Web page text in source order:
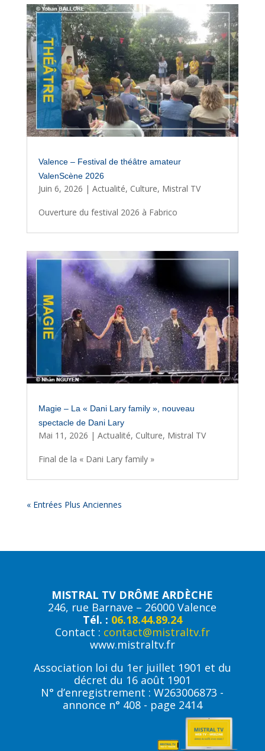
Valence – Festival de théâtre amateur
ValenScène 2026
Juin 6, 2026 | Actualité, Culture, Mistral TV
Ouverture du festival 2026 à Fabrico
Magie – La « Dani Lary family », nouveau
spectacle de Dani Lary
Mai 11, 2026 | Actualité, Culture, Mistral TV
Final de la « Dani Lary family »
« Entrées Plus Anciennes
MISTRAL TV DRÔME ARDÈCHE
246, rue Barnave – 26000 Valence
Tél. : 06.18.44.89.24
Contact : contact@mistraltv.fr
www.mistraltv.fr
Association loi du 1er juillet 1901 et du
décret du 16 août 1901
N° d’enregistrement : W263006873 -
annonce n° 408 - page 2414